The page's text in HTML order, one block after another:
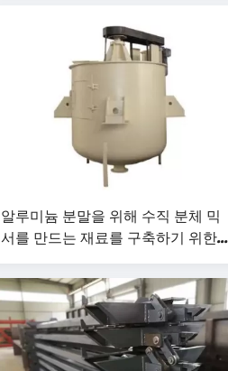
알루미늄 분말을 위해 수직 분체 믹
서를 만드는 재료를 구축하기 위한
기포 콘크리트 블럭 생산 기계